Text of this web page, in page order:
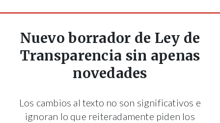
Nuevo borrador de Ley de
Transparencia sin apenas
novedades
Los cambios al texto no son significativos e
ignoran lo que reiteradamente piden los